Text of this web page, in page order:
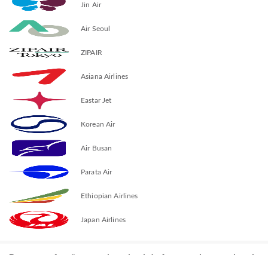
Jin Air
Air Seoul
ZIPAIR
Asiana Airlines
Eastar Jet
Korean Air
Air Busan
Parata Air
Ethiopian Airlines
Japan Airlines